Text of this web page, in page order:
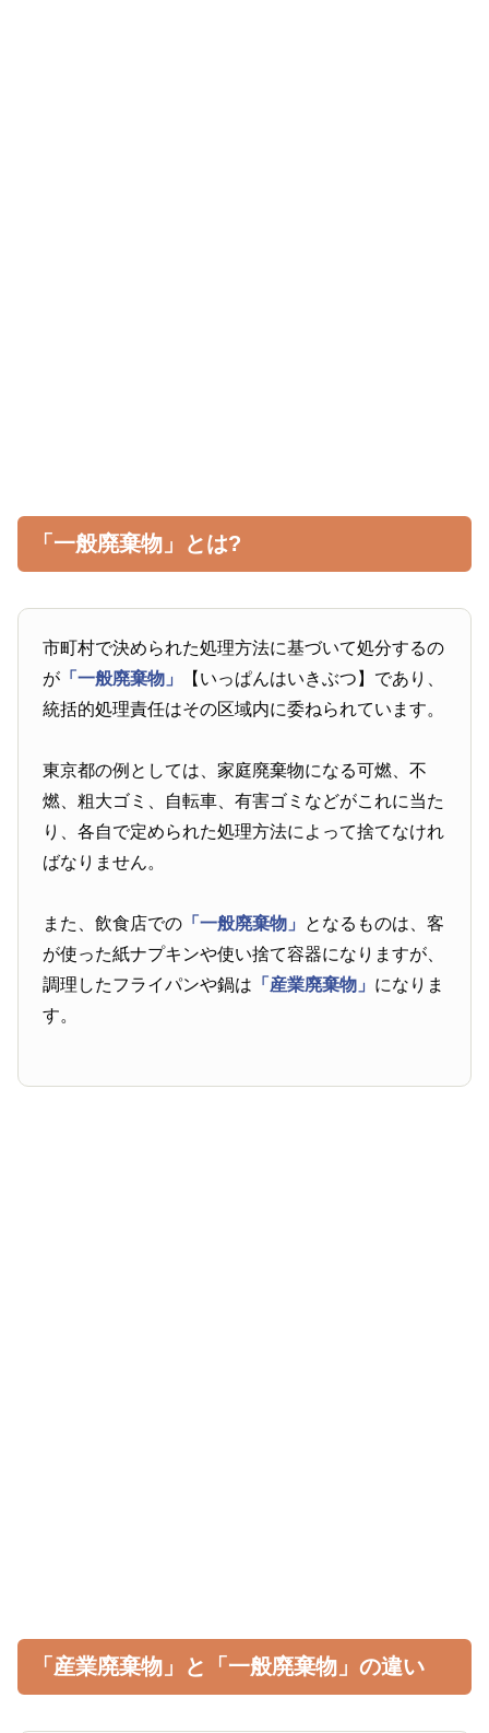
「一般廃棄物」とは?
市町村で決められた処理方法に基づいて処分するの
が 「一般廃棄物」
【いっぱんはいきぶつ】であり、
統括的処理責任はその区域内に委ねられています。
東京都の例としては、家庭廃棄物になる可燃、不
燃、粗大ゴミ、自転車、有害ゴミなどがこれに当た
り、各自で定められた処理方法によって捨てなけれ
ばなりません。
また、飲食店での 「一般廃棄物」 となるものは、客
が使った紙ナプキンや使い捨て容器になりますが、
調理したフライパンや鍋は 「産業廃棄物」 になりま
す。
「産業廃棄物」と「一般廃棄物」の違い